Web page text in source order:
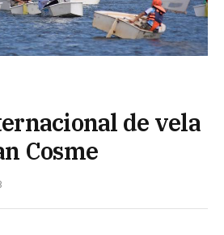
de vela
Cosme